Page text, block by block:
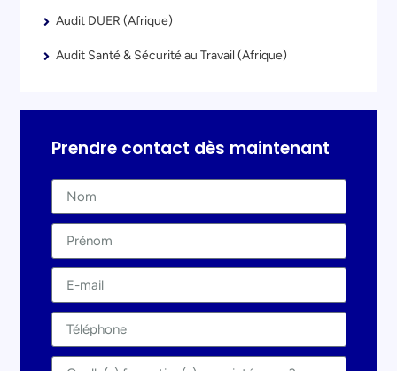
Audit DUER (Afrique)
Audit Santé & Sécurité au Travail (Afrique)
Prendre contact dès maintenant